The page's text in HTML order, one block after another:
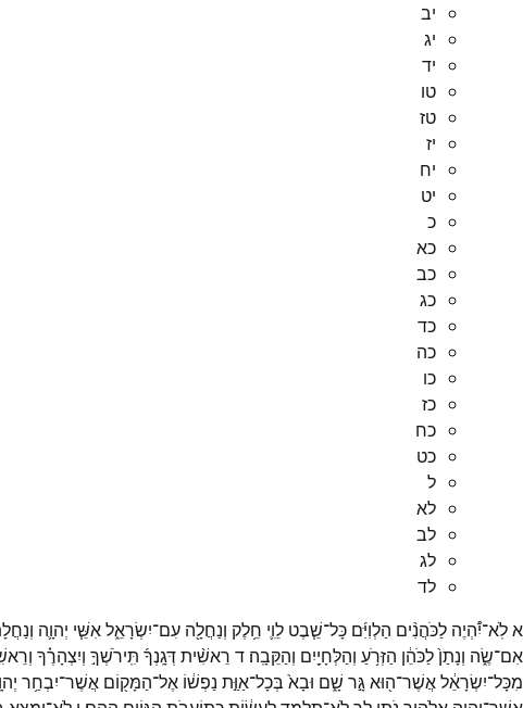
יב
יג
יד
טו
טז
יז
יח
יט
כ
כא
כב
כג
כד
כה
כו
כז
כח
כט
ל
לא
לב
לג
לד
אלֹֽא־יִ֠הְיֶה לַכֹּהֲנִ֨ים הַלְוִיִּ֜ם כָּל־שֵׁ֧בֶט לֵוִ֛י חֵ֥לֶק וְנַחֲלָ֖ה עִם־יִשְׂרָאֵ֑לאִשֵּׁ֧י יְהוָ֛ה
אִם־שֶׂ֑ה וְנָתַן֙לַכֹּהֵ֔ן הַזְּרֹ֥עַ וְהַלְּחָיַ֖יִם וְהַקֵּבָֽה׃ ד רֵאשִׁ֨יתדְּגָֽנְךָ֜ תִּֽירֹשְׁךָ֣ וְיִצְהָרֶ֗ךָ
מִכָּל־יִשְׂרָאֵ֔לאֲשֶׁר־ה֖וּאגָּ֣ר שָׁ֑ם וּבָא֙ בְּכָל־אַוַּ֣ת נַפְשׁ֔וֹ אֶל־הַמָּק֖וֹם אֲשֶׁר־יִבְחַ֥ר